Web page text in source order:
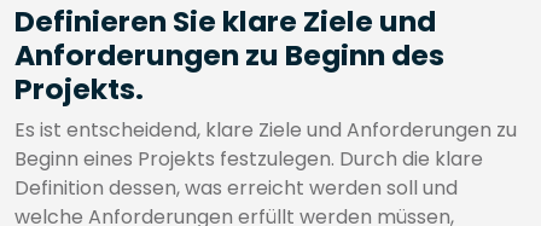
Definieren Sie klare Ziele und
Anforderungen zu Beginn des
Projekts.
Es ist entscheidend, klare Ziele und Anforderungen zu
Beginn eines Projekts festzulegen. Durch die klare
Definition dessen, was erreicht werden soll und
welche Anforderungen erfüllt werden müssen,